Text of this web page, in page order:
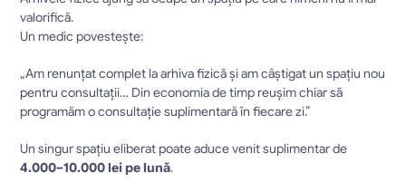
valorifică.
Un medic povestește:
„Am renunțat complet la arhiva fizică și am câștigat un spațiu nou
pentru consultații… Din economia de timp reușim chiar să
programăm o consultație suplimentară în fiecare zi.”
4.000–10.000 lei pe lună.